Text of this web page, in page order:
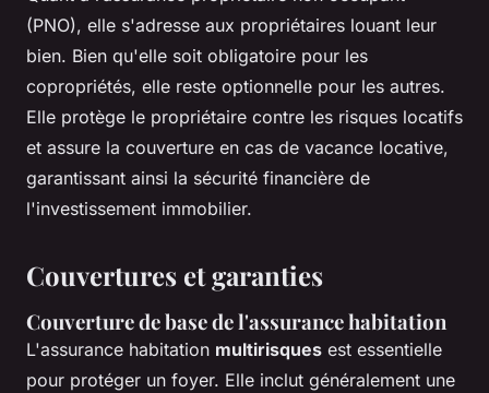
(PNO), elle s'adresse aux propriétaires louant leur
bien. Bien qu'elle soit obligatoire pour les
copropriétés, elle reste optionnelle pour les autres.
Elle protège le propriétaire contre les risques locatifs
et assure la couverture en cas de vacance locative,
garantissant ainsi la sécurité financière de
l'investissement immobilier.
Couvertures et garanties
Couverture de base de l'assurance habitation
L'assurance habitation multirisques est essentielle
pour protéger un foyer. Elle inclut généralement une